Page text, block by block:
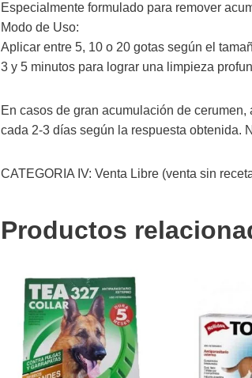
Especialmente formulado para remover
Modo de Uso:
Aplicar entre 5, 10 o 20 gotas según el
3 y 5 minutos para lograr una limpieza
En casos de gran acumulación de
cada 2-3 días según la respuesta obtenida.
CATEGORIA IV: Venta Libre (venta sin
Productos